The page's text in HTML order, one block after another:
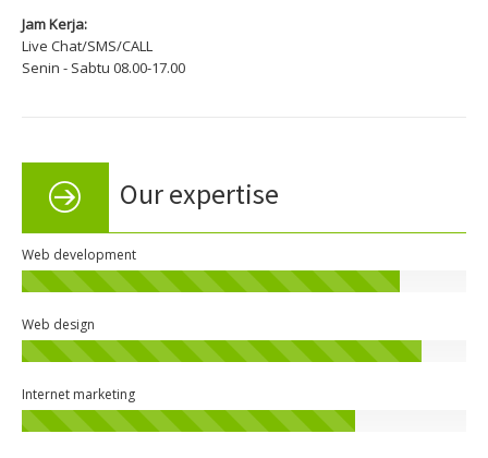
Jam Kerja:
Live Chat/SMS/CALL
Senin - Sabtu 08.00-17.00
Our expertise
Web development
Web design
Internet marketing